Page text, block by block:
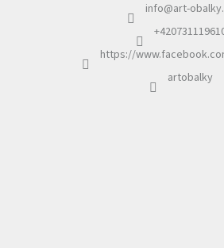
info@art-
https://
artobalky